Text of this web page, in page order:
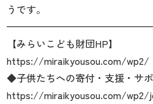
うです。
【みらいこども財団HP】
https://miraikyousou.com/wp2/
◆子供たちへの寄付・支援・サ
https://miraikyousou.com/wp2/